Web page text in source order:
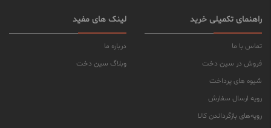
راهنمای تکمیلی خرید
تماس با ما
فروش در سین دخت
شیوه های پرداخت
رویه ارسال سفارش
رویه‌های بازگرداندن کالا
لینک های مفید
درباره ما
وبلاگ سین دخت